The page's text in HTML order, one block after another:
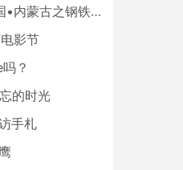
古之钢铁骄子，魅力包头
影节
？
的时光
手札